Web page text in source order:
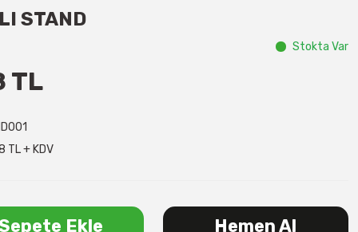
STAND
Stokta Var
TL
TL + KDV
Ekle Hemen Al